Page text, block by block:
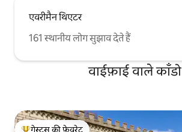
एवरीमैन थिएटर
161 स्थानीय लोग सुझाव देते हैं
वाईफ़ाई वाले काँडो